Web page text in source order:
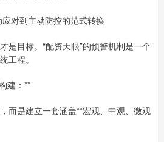
对到主动防控的范式转换
是目标。“配资天眼”的预警机制是一个
工程。
建：**
而是建立一套涵盖**宏观、中观、微观